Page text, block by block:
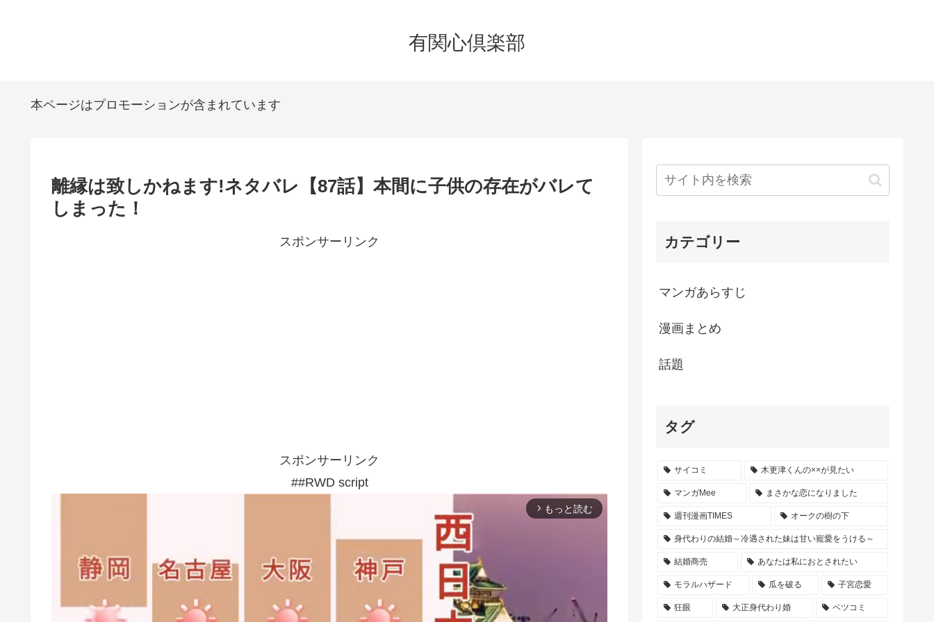
有関心倶楽部
本ページはプロモーションが含まれています
離縁は致しかねます!ネタバレ【87話】本間に子供の存在がバレて
しまった！
スポンサーリンク
スポンサーリンク
##RWD script
arrow_forward_ios もっと読む
カテゴリー
マンガあらすじ
漫画まとめ
話題
タグ
サイコミ 木更津くんの××が見たい
マンガMee まさかな恋になりました
週刊漫画TIMES オークの樹の下
身代わりの結婚～冷遇された妹は甘い寵愛をうける～
結婚商売 あなたは私におとされたい
モラルハザード 瓜を破る 子宮恋愛
狂眼 大正身代わり婚 ベツコミ